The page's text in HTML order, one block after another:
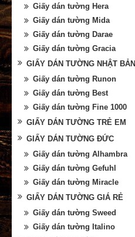
Giấy dán tường Hera
Giấy dán tường Mida
Giấy dán tường Darae
Giấy dán tường Gracia
GIẤY DÁN TƯỜNG NHẬT BẢN
Giấy dán tường Runon
Giấy dán tường Best
Giấy dán tường Fine 1000
GIẤY DÁN TƯỜNG TRẺ EM
GIẤY DÁN TƯỜNG ĐỨC
Giấy dán tường Alhambra
Giấy dán tường Gefuhl
Giấy dán tường Miracle
GIẤY DÁN TƯỜNG GIÁ RẺ
Giấy dán tường Sweed
Giấy dán tường Italino